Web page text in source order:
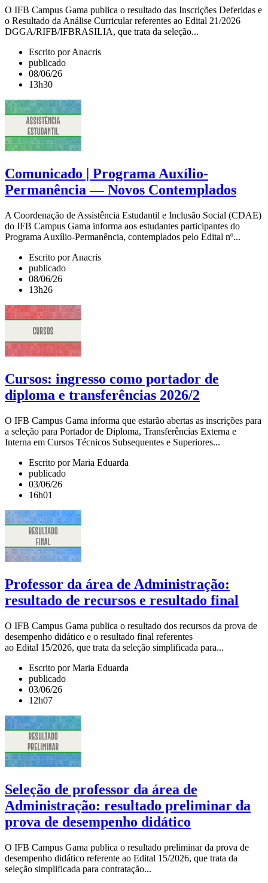
O IFB Campus Gama publica o resultado das Inscrições Deferidas e
o Resultado da Análise Curricular referentes ao Edital 21/2026
DGGA/RIFB/IFBRASILIA, que trata da seleção...
Escrito por Anacris
publicado
08/06/26
13h30
Comunicado | Programa Auxílio-
Permanência — Novos Contemplados
A Coordenação de Assistência Estudantil e Inclusão Social (CDAE)
do IFB Campus Gama informa aos estudantes participantes do
Programa Auxílio-Permanência, contemplados pelo Edital nº...
Escrito por Anacris
publicado
08/06/26
13h26
Cursos: ingresso como portador de
diploma e transferências 2026/2
O IFB Campus Gama informa que estarão abertas as inscrições para
a seleção para Portador de Diploma, Transferências Externa e
Interna em Cursos Técnicos Subsequentes e Superiores...
Escrito por Maria Eduarda
publicado
03/06/26
16h01
Professor da área de Administração:
resultado de recursos e resultado final
O IFB Campus Gama publica o resultado dos recursos da prova de
desempenho didático e o resultado final referentes
ao Edital 15/2026, que trata da seleção simplificada para...
Escrito por Maria Eduarda
publicado
03/06/26
12h07
Seleção de professor da área de
Administração: resultado preliminar da
prova de desempenho didático
O IFB Campus Gama publica o resultado preliminar da prova de
desempenho didático referente ao Edital 15/2026, que trata da
seleção simplificada para contratação...